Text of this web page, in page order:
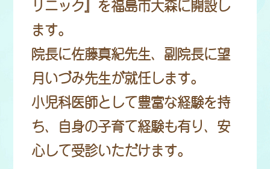
リニック』を福島市大森に開設し
ます。
院長に佐藤真紀先生、副院長に望
月いづみ先生が就任します。
小児科医師として豊富な経験を持
ち、自身の子育て経験も有り、安
心して受診いただけます。